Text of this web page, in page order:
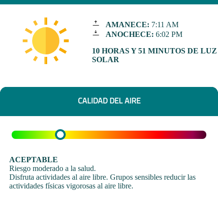
AMANECE: 7:11 AM
ANOCHECE: 6:02 PM
10 HORAS Y 51 MINUTOS DE LUZ
SOLAR
CALIDAD DEL AIRE
ACEPTABLE
Riesgo moderado a la salud.
Disfruta actividades al aire libre. Grupos sensibles reducir las
actividades físicas vigorosas al aire libre.